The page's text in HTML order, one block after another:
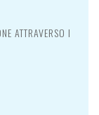
ATTRAVERSO I